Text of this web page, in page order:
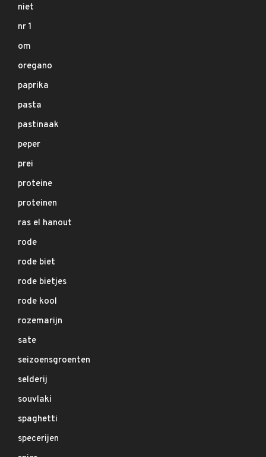
niet
nr 1
om
oregano
paprika
pasta
pastinaak
peper
prei
proteine
proteinen
ras el hanout
rode
rode biet
rode bietjes
rode kool
rozemarijn
sate
seizoensgroenten
selderij
souvlaki
spaghetti
specerijen